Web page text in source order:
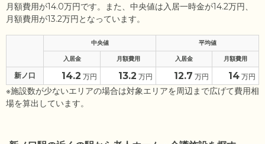
月額費用が14.0万円です。また、中央値は入居一時金が14.2万円、
月額費用が13.2万円となっています。
中央値 平均値
入居金 月額費用 入居金 月額費用
新ノ口 14.2 万円 13.2 万円 12.7 万円 14 万円
※施設数が少ないエリアの場合は対象エリアを周辺まで広げて費用相
場を算出しています。